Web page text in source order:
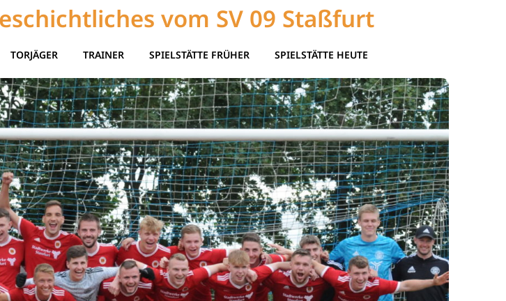
vom SV 09 Staßfurt
TORJÄGER TRAINER SPIELSTÄTTE FRÜHER SPIELSTÄTTE HEUTE